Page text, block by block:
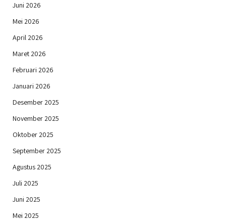
Juni 2026
Mei 2026
April 2026
Maret 2026
Februari 2026
Januari 2026
Desember 2025
November 2025
Oktober 2025
September 2025
Agustus 2025
Juli 2025
Juni 2025
Mei 2025